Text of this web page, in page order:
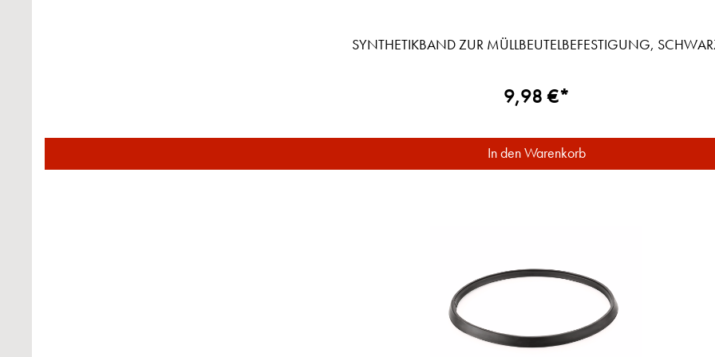
SYNTHETIKBAND ZUR MÜLLBEUTELBEFESTIGUNG,
9,98 €*
In den Warenkorb